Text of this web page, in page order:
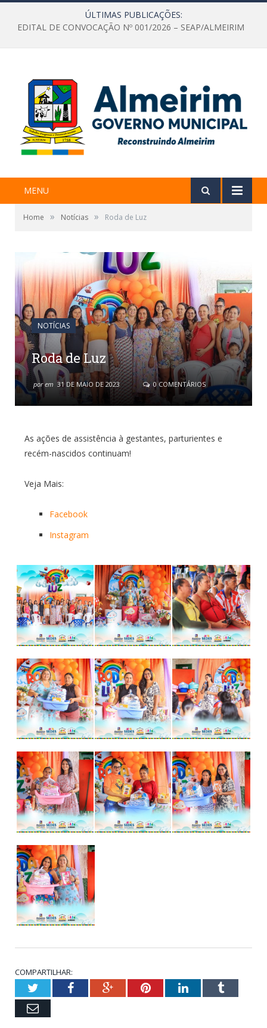
ÚLTIMAS PUBLICAÇÕES:
EDITAL DE CONVOCAÇÃO Nº 001/2026 – SEAP/ALMEIRIM
MENU
Home » Notícias » Roda de Luz
NOTÍCIAS
Roda de Luz
porem 31 DE MAIO DE 2023 0 COMENTÁRIOS
As ações de assistência à gestantes, parturientes e
recém-nascidos continuam!
Veja Mais:
Facebook
Instagram
COMPARTILHAR:
TwitterFacebookGoogle+PinterestLinkedInTumblr
Email